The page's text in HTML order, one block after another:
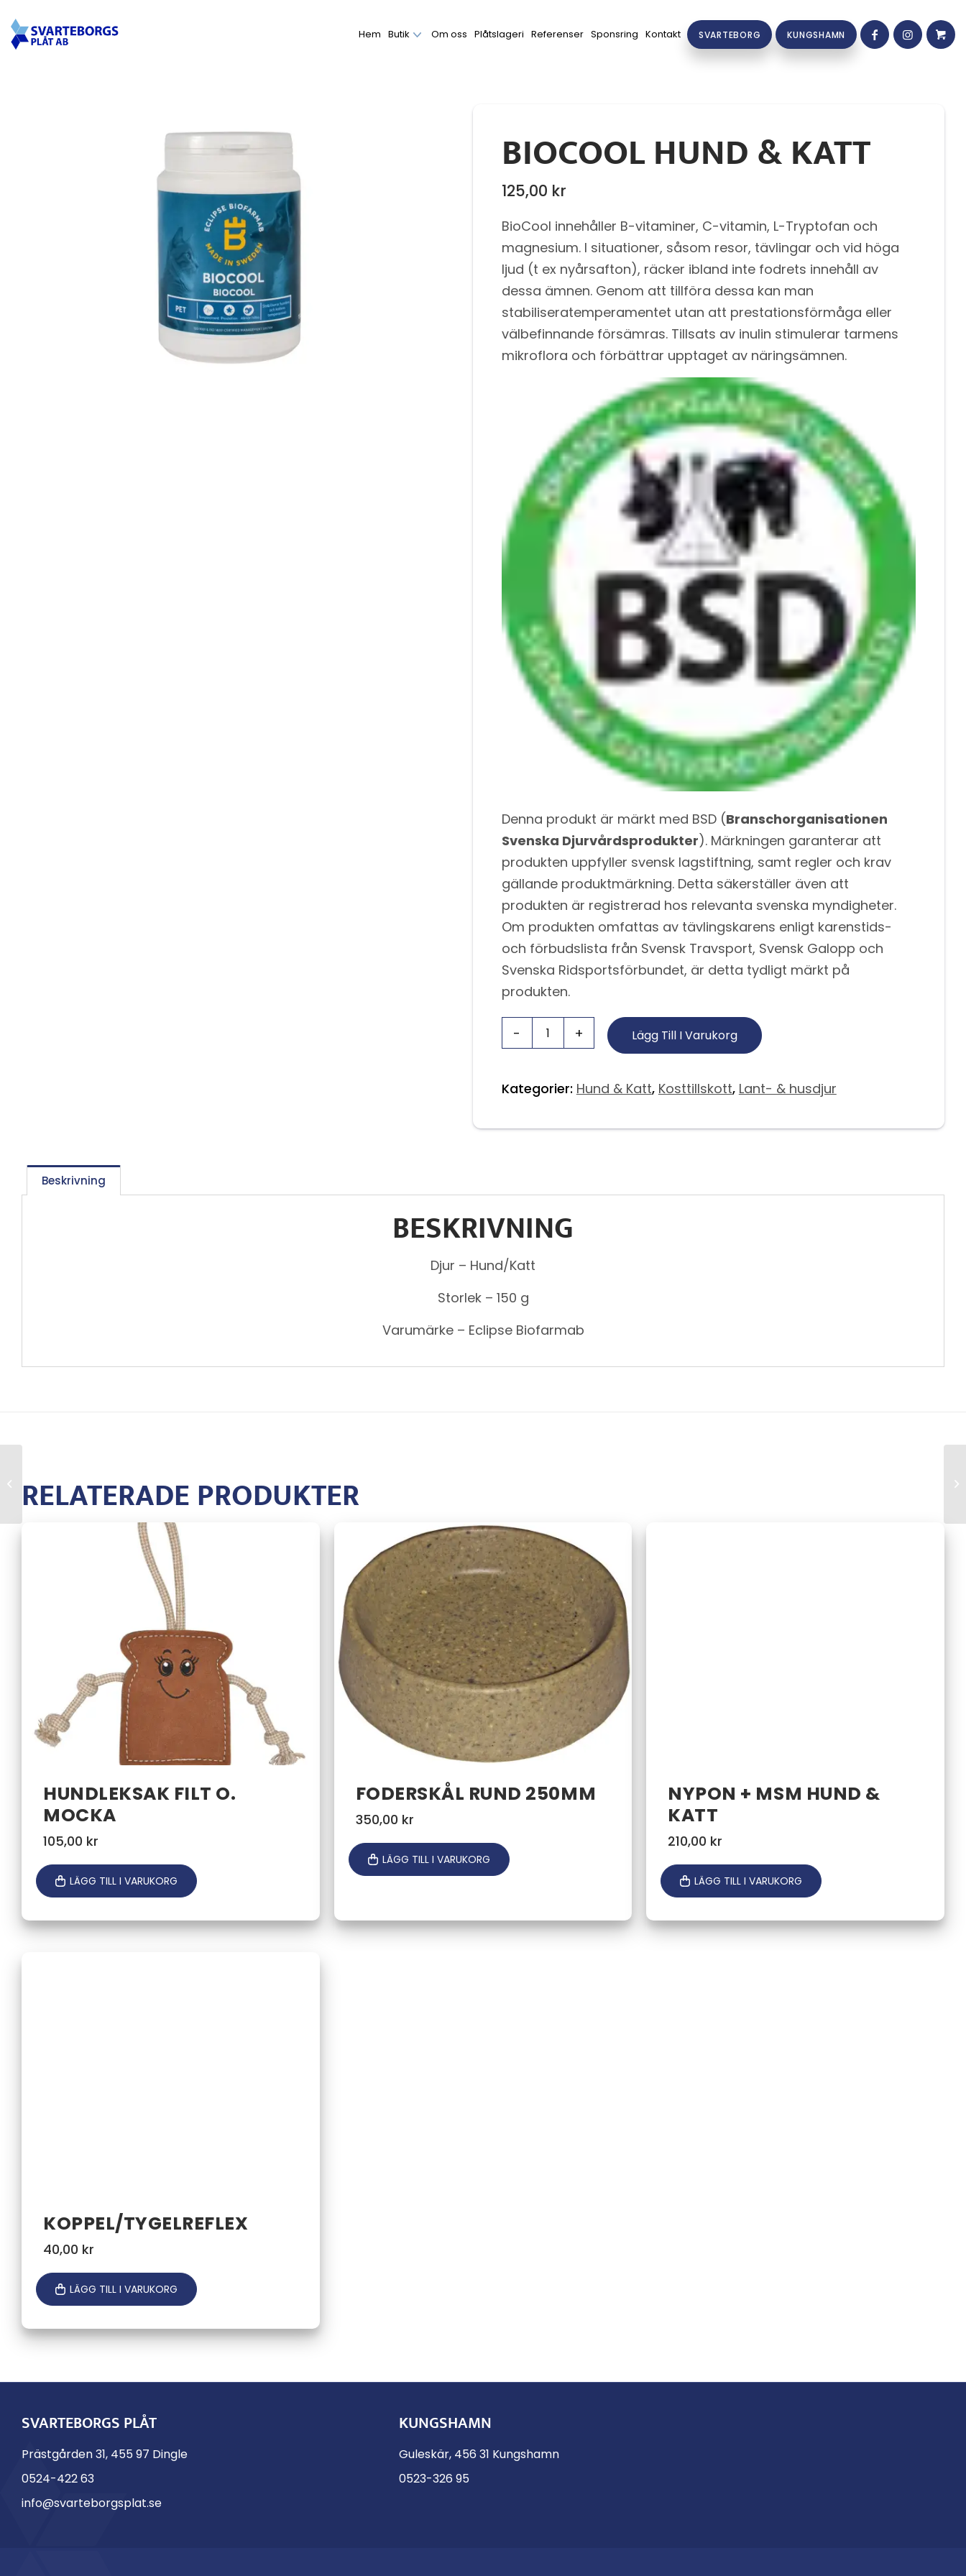
Hem Butik Om oss Plåtslageri Referenser Sponsring Kontakt SVARTEBORG KUNGSHAMN
BIOCOOL HUND & KATT
125,00 kr
BioCool innehåller B-vitaminer, C-vitamin, L-Tryptofan och
magnesium. I situationer, såsom resor, tävlingar och vid höga
ljud (t ex nyårsafton), räcker ibland inte fodrets innehåll av
dessa ämnen. Genom att tillföra dessa kan man
stabiliseratemperamentet utan att prestationsförmåga eller
välbefinnande försämras. Tillsats av inulin stimulerar tarmens
mikroflora och förbättrar upptaget av näringsämnen.
Denna produkt är märkt med BSD (Branschorganisationen
Svenska Djurvårdsprodukter). Märkningen garanterar att
produkten uppfyller svensk lagstiftning, samt regler och krav
gällande produktmärkning. Detta säkerställer även att
produkten är registrerad hos relevanta svenska myndigheter.
Om produkten omfattas av tävlingskarens enligt karenstids-
och förbudslista från Svensk Travsport, Svensk Galopp och
Svenska Ridsportsförbundet, är detta tydligt märkt på
produkten.
Lägg Till I Varukorg
Kategorier: Hund & Katt, Kosttillskott, Lant- & husdjur
Beskrivning
BESKRIVNING
Djur – Hund/Katt
Storlek – 150 g
Varumärke – Eclipse Biofarmab
RELATERADE PRODUKTER
HUNDLEKSAK FILT O.
MOCKA
105,00 kr
LÄGG TILL I VARUKORG
FODERSKÅL RUND 250MM
350,00 kr
LÄGG TILL I VARUKORG
NYPON + MSM HUND &
KATT
210,00 kr
LÄGG TILL I VARUKORG
KOPPEL/TYGELREFLEX
40,00 kr
LÄGG TILL I VARUKORG
SVARTEBORGS PLÅT
Prästgården 31, 455 97 Dingle
0524-422 63
info@svarteborgsplat.se
KUNGSHAMN
Guleskär, 456 31 Kungshamn
0523-326 95
Jointbuilder